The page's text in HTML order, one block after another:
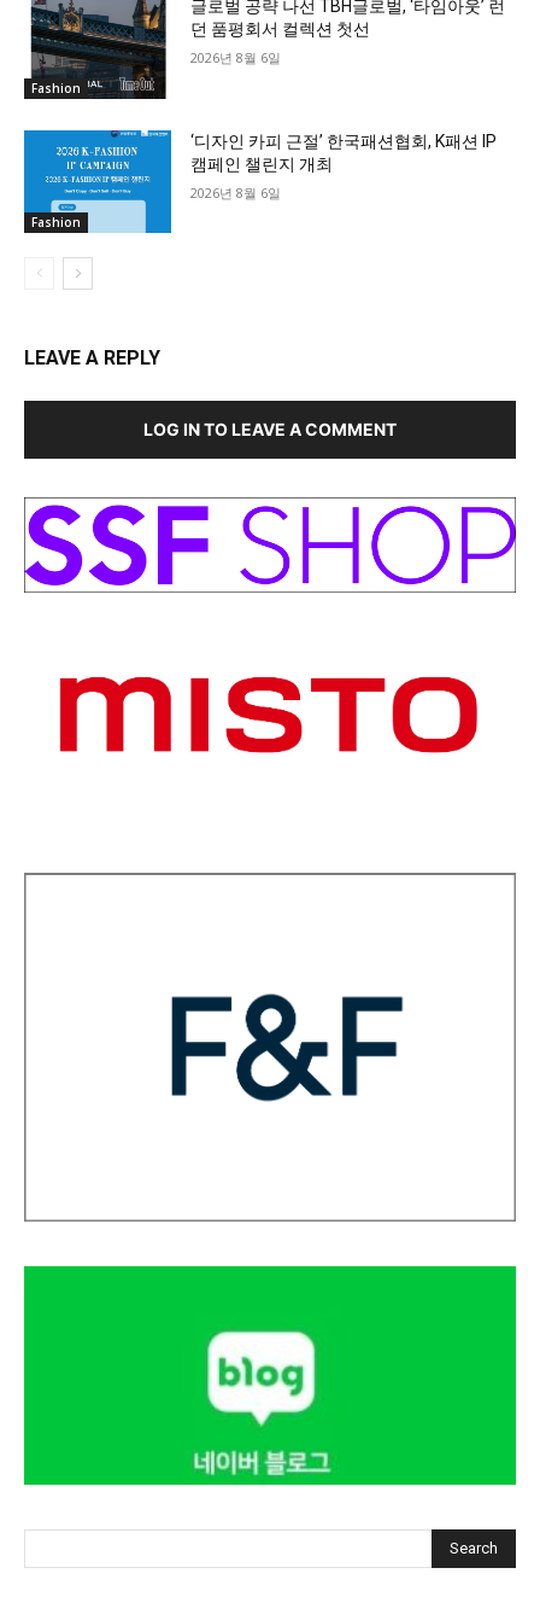
Fashion
글로벌 공략 나선 TBH글로벌, ‘타임아웃’ 런
던 품평회서 컬렉션 첫선
2026년 8월 6일
Fashion
‘디자인 카피 근절’ 한국패션협회, K패션 IP
캠페인 챌린지 개최
2026년 8월 6일
LEAVE A REPLY
LOG IN TO LEAVE A COMMENT
Search